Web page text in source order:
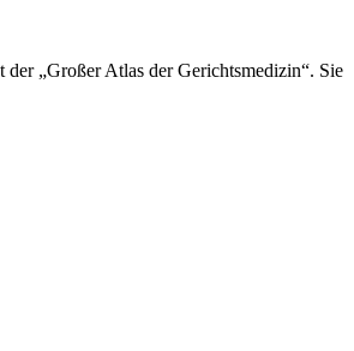
„Großer Atlas der Gerichtsmedizin“. Sie